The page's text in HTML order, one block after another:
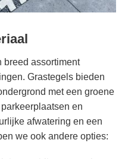
breed assortiment
Grastegels bieden
met een groene
en
afwatering en een
we ook andere opties: